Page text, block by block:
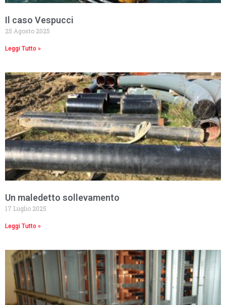
Il caso Vespucci
25 Agosto 2025
Leggi Tutto »
Un maledetto sollevamento
17 Luglio 2025
Leggi Tutto »